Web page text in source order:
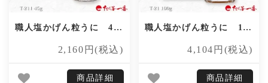
職人塩かげん粒うに 45g
2,160円(税込)
商品詳細
職人塩かげん粒うに 100g
4,104円(税込)
商品詳細